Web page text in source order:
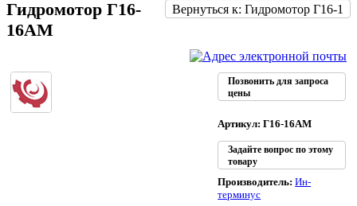
Вернуться к: Гидромотор Г16-1
Гидромотор Г16-
16АМ
Позвонить для запроса
цены
Артикул: Г16-16АМ
Задайте вопрос по этому
товару
Производитель:Ин-
терминус